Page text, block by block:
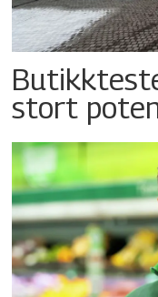
stort